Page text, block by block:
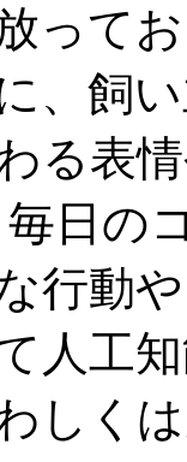
って
、飼
る表
日の
行動
人工
しく